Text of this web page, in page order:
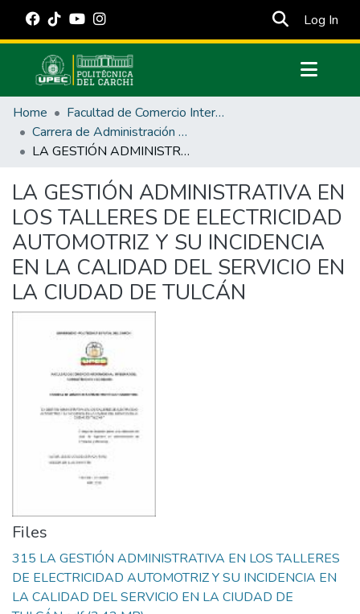
Log In
Communities & Collections
All of DSpace
Statistics
Estadísticas Externas
Manuales
Home
Facultad de Comercio Internacional, Integración, Administración y Economía Empresarial
Carrera de Administración de Empresas y Marketing
LA GESTIÓN ADMINISTRATIVA EN LOS TALLERES DE ELECTRICIDAD AUTOMOTRIZ Y SU INCIDENCIA EN LA CALIDAD DEL SERVICIO EN LA CIUDAD DE TULCÁN
LA GESTIÓN ADMINISTRATIVA EN
LOS TALLERES DE ELECTRICIDAD
AUTOMOTRIZ Y SU INCIDENCIA
EN LA CALIDAD DEL SERVICIO EN
LA CIUDAD DE TULCÁN
Files
315 LA GESTIÓN ADMINISTRATIVA EN LOS TALLERES
DE ELECTRICIDAD AUTOMOTRIZ Y SU INCIDENCIA EN
LA CALIDAD DEL SERVICIO EN LA CIUDAD DE